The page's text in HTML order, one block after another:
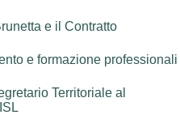
e il Contratto
e formazione professionali
Territoriale al